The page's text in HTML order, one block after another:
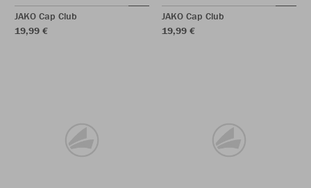
JAKO Cap Club
19,99 €
JAKO Cap Club
19,99 €